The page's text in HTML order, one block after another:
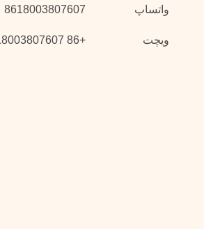
واتساپ 8618003807607
ویچت +86 18003807607